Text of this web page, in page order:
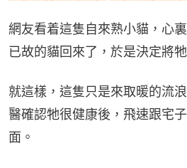
網友看着這隻自來熟小貓，心
已故的貓回來了，於是決定將牠
就這樣，這隻只是來取暖的流
醫確認牠很健康後，飛速跟宅
面。